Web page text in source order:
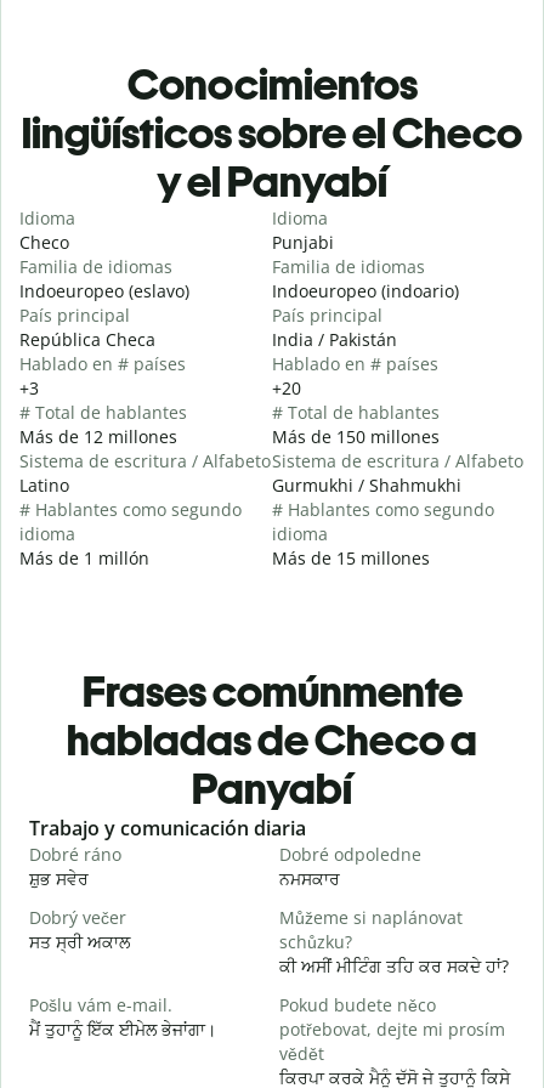
Conocimientos
lingüísticos sobre el Checo
y el Panyabí
Idioma
Checo
Familia de idiomas
Indoeuropeo (eslavo)
País principal
República Checa
Hablado en # países
+3
# Total de hablantes
Más de 12 millones
Sistema de escritura / Alfabeto
Latino
# Hablantes como segundo
idioma
Más de 1 millón
Idioma
Punjabi
Familia de idiomas
Indoeuropeo (indoario)
País principal
India / Pakistán
Hablado en # países
+20
# Total de hablantes
Más de 150 millones
Sistema de escritura / Alfabeto
Gurmukhi / Shahmukhi
# Hablantes como segundo
idioma
Más de 15 millones
Frases comúnmente
habladas de Checo a
Panyabí
Slide 1 of 6
Trabajo y comunicación diaria
Dobré ráno
ਸ਼ੁਭ ਸਵੇਰ
Dobré odpoledne
ਨਮਸਕਾਰ
Dobrý večer
ਸਤ ਸ੍ਰੀ ਅਕਾਲ
Můžeme si naplánovat
schůzku?
ਕੀ ਅਸੀਂ ਮੀਟਿੰਗ ਤਹਿ ਕਰ ਸਕਦੇ ਹਾਂ?
Pošlu vám e-mail.
ਮੈਂ ਤੁਹਾਨੂੰ ਇੱਕ ਈਮੇਲ ਭੇਜਾਂਗਾ।
Pokud budete něco
potřebovat, dejte mi prosím
vědět
ਕਿਰਪਾ ਕਰਕੇ ਮੈਨੂੰ ਦੱਸੋ ਜੇ ਤੁਹਾਨੂੰ ਕਿਸੇ